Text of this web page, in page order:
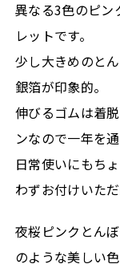
異なる3色のピン
レットです。
少し大きめのと
銀箔が印象的。
伸びるゴムは着
ンなので一年を
日常使いにもち
わずお付けいただ
夜桜ピンクとん
のような美しい